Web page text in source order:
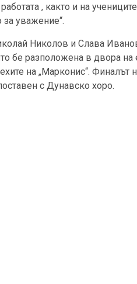
, както и на
уважение“.
Николов и Слава
бе разположена в двора
на „Марконис“. Финалът
с Дунавско хоро.